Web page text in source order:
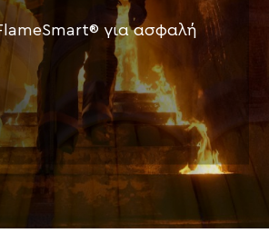
για ασφαλή